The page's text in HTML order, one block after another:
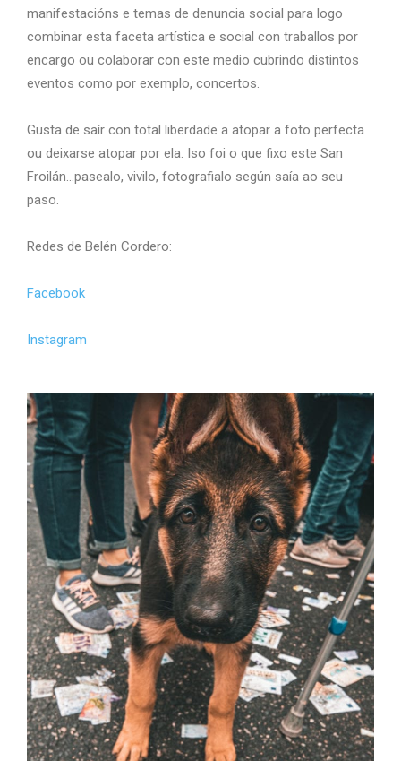
manifestacións e temas de denuncia social para logo
combinar esta faceta artística e social con traballos por
encargo ou colaborar con este medio cubrindo distintos
eventos como por exemplo, concertos.
Gusta de saír con total liberdade a atopar a foto perfecta
ou deixarse atopar por ela. Iso foi o que fixo este San
Froilán…pasealo, vivilo, fotografialo según saía ao seu
paso.
Redes de Belén Cordero:
Facebook
Instagram